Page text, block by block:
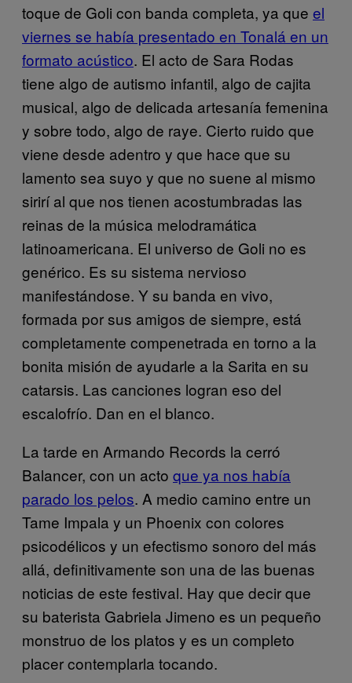
toque de Goli con banda completa, ya que el
viernes se había presentado en Tonalá en un
formato acústico. El acto de Sara Rodas
tiene algo de autismo infantil, algo de cajita
musical, algo de delicada artesanía femenina
y sobre todo, algo de raye. Cierto ruido que
viene desde adentro y que hace que su
lamento sea suyo y que no suene al mismo
sirirí al que nos tienen acostumbradas las
reinas de la música melodramática
latinoamericana. El universo de Goli no es
genérico. Es su sistema nervioso
manifestándose. Y su banda en vivo,
formada por sus amigos de siempre, está
completamente compenetrada en torno a la
bonita misión de ayudarle a la Sarita en su
catarsis. Las canciones logran eso del
escalofrío. Dan en el blanco.
La tarde en Armando Records la cerró
Balancer, con un acto que ya nos había
parado los pelos. A medio camino entre un
Tame Impala y un Phoenix con colores
psicodélicos y un efectismo sonoro del más
allá, definitivamente son una de las buenas
noticias de este festival. Hay que decir que
su baterista Gabriela Jimeno es un pequeño
monstruo de los platos y es un completo
placer contemplarla tocando.